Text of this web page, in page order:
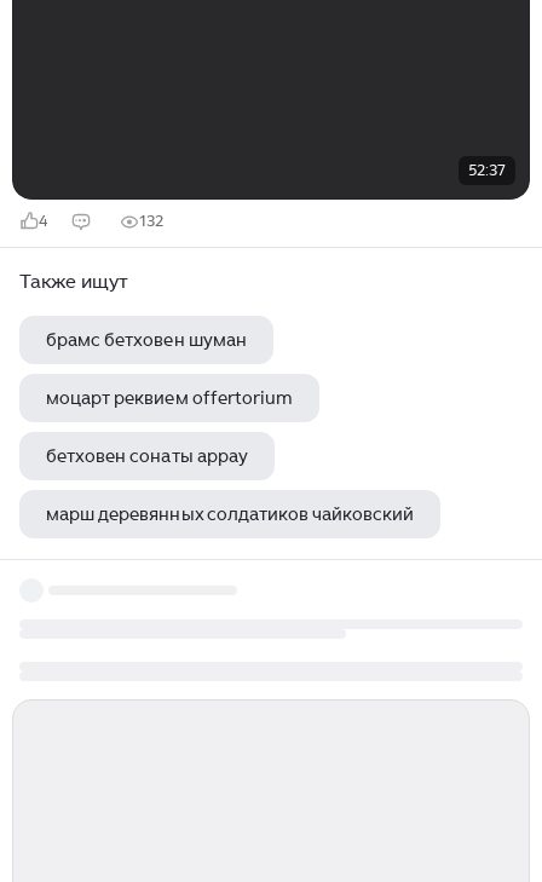
52:37
4 132
Также ищут
брамс бетховен шуман
моцарт реквием offertorium
бетховен сонаты аррау
марш деревянных солдатиков чайковский